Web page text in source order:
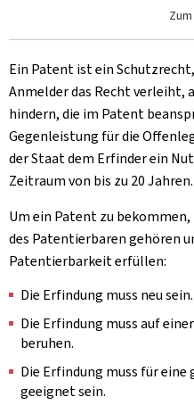
Ein Patent ist ein
Anmelder das Recht verleiht,
hindern, die im Patent
Gegenleistung für die
der Staat dem Erfinder ein
Zeitraum von bis zu 20 Jahren.
Um ein Patent zu
des Patentierbaren gehören
Patentierbarkeit erfüllen:
Die Erfindung muss neu sein.
Die Erfindung muss auf
beruhen.
Die Erfindung muss für
geeignet sein.